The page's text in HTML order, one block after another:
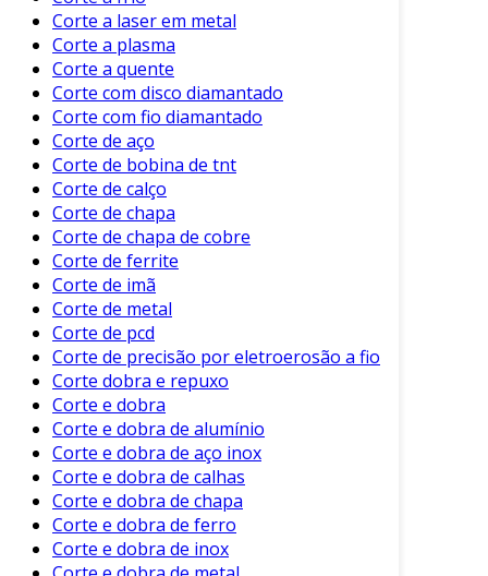
Metal
As principais tecnologias utilizadas no corte de
chapa de metal incluem:
Corte a Laser: Utiliza um feixe de laser
concentrado para realizar cortes precisos
e com acabamento fino.
Corte por Plasma
espessos, utilizando um jato de plasma
para cortar rapidamente.
Corte Mecanizado (Máquina de Corte)
Feito com máquinas que utilizam lâminas
específicas para cortes em diferentes
formatos.
Corte Oxicorte
acetileno, sendo ideal para chapas de aço
carbono com espessuras maiores.
Cada uma dessas tecnologias possui
características que atendem a diferentes
necessidades. Além disso, a escolha do método
Corte a laser em metal
Corte a plasma
Corte a quente
Corte com disco diamantado
Corte com fio diamantado
Corte de aço
Corte de bobina de tnt
Corte de calço
Corte de chapa
Corte de chapa de cobre
Corte de ferrite
Corte de imã
Corte de metal
Corte de pcd
Corte de precisão por eletroerosão a fio
Corte dobra e repuxo
Corte e dobra
Corte e dobra de alumínio
Corte e dobra de aço inox
Corte e dobra de calhas
Corte e dobra de chapa
Corte e dobra de ferro
Corte e dobra de inox